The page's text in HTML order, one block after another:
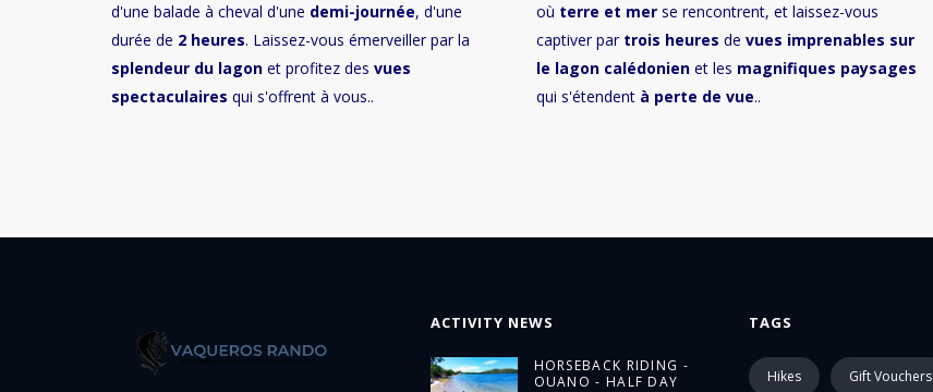
d'une balade à cheval d'une demi-journée, d'une
durée de 2 heures. Laissez-vous émerveiller par la
splendeur du lagon et profitez des vues
spectaculaires qui s'offrent à vous..
où terre et mer se rencontrent, et laissez-vous
captiver partrois heures de vues imprenables sur
le lagon calédonien et les magnifiques paysages
qui s'étendent à perte de vue..
ACTIVITY NEWS
HORSEBACK RIDING -
OUANO - HALF DAY
TAGS
Hikes Gift Vouchers